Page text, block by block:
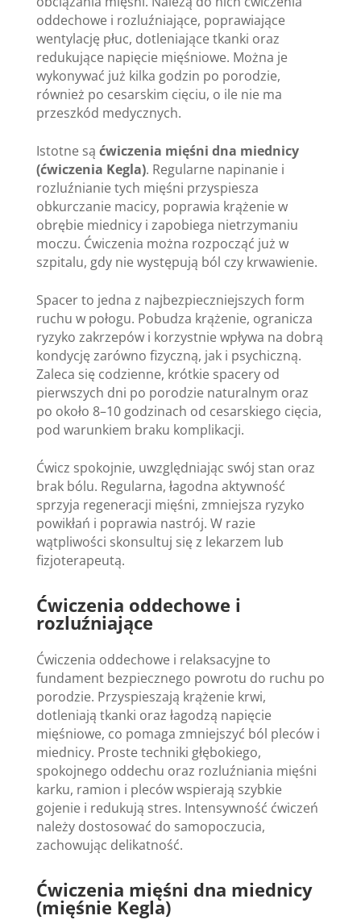
oddechowe i rozluźniające, poprawiające
wentylację płuc, dotleniające tkanki oraz
redukujące napięcie mięśniowe. Można je
wykonywać już kilka godzin po porodzie,
również po cesarskim cięciu, o ile nie ma
przeszkód medycznych.
Istotne są ćwiczenia mięśni dna miednicy
(ćwiczenia Kegla). Regularne napinanie i
rozluźnianie tych mięśni przyspiesza
obkurczanie macicy, poprawia krążenie w
obrębie miednicy i zapobiega nietrzymaniu
moczu. Ćwiczenia można rozpocząć już w
szpitalu, gdy nie występują ból czy krwawienie.
Spacer to jedna z najbezpieczniejszych form
ruchu w połogu. Pobudza krążenie, ogranicza
ryzyko zakrzepów i korzystnie wpływa na dobrą
kondycję zarówno fizyczną, jak i psychiczną.
Zaleca się codzienne, krótkie spacery od
pierwszych dni po porodzie naturalnym oraz
po około 8–10 godzinach od cesarskiego cięcia,
pod warunkiem braku komplikacji.
Ćwicz spokojnie, uwzględniając swój stan oraz
brak bólu. Regularna, łagodna aktywność
sprzyja regeneracji mięśni, zmniejsza ryzyko
powikłań i poprawia nastrój. W razie
wątpliwości skonsultuj się z lekarzem lub
fizjoterapeutą.
Ćwiczenia oddechowe i
rozluźniające
Ćwiczenia oddechowe i relaksacyjne to
fundament bezpiecznego powrotu do ruchu po
porodzie. Przyspieszają krążenie krwi,
dotleniają tkanki oraz łagodzą napięcie
mięśniowe, co pomaga zmniejszyć ból pleców i
miednicy. Proste techniki głębokiego,
spokojnego oddechu oraz rozluźniania mięśni
karku, ramion i pleców wspierają szybkie
gojenie i redukują stres. Intensywność ćwiczeń
należy dostosować do samopoczucia,
zachowując delikatność.
Ćwiczenia mięśni dna miednicy
(mięśnie Kegla)